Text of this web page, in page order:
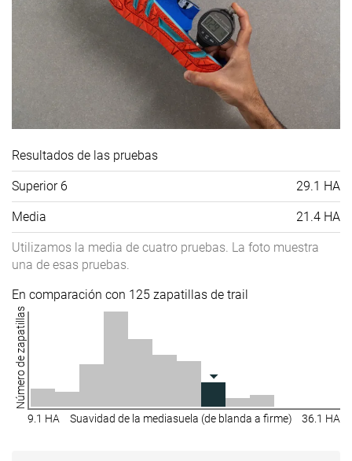
Resultados de las pruebas
Superior 6 29.1 HA
Media 21.4 HA
Utilizamos la media de cuatro pruebas. La foto muestra
una de esas pruebas.
En comparación con 125 zapatillas de trail
Número de zapatillas
9.1 HA Suavidad de la mediasuela (de blanda a firme) 36.1 HA